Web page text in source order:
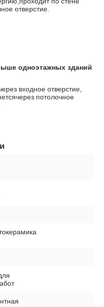
отверстие.
одноэтажных зданий
входное отверстие,
потолочное